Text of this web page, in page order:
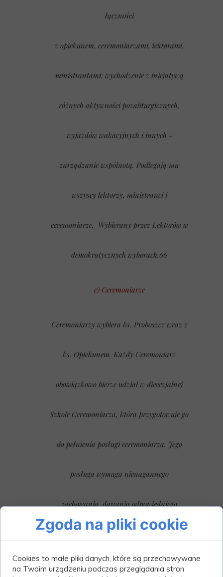
łączności
z opiekunem, ceremoniarzami, lektorami,
ministrantami; wychodzenie z inicjatywą
różnych aktywności pozaliturgicznych,
wyjazdów wakacyjnych i innych -
zarządzanie wspólnotą. Podlegają mu
wszyscy lektorzy, ministranci i
ceremoniarze. Wybierany przez Lektorów w
demokratycznych wyborach.66
c) Ceremoniarze
Ceremoniarzy wybiera ks. Proboszcz wraz z
ks. Opiekunem. Każdy Ceremoniarz
obowiązkowo bierze udział w diecezjalnej
Szkole Ceremoniarza, która przygotowuje go
do pełnienia posługi ceremoniarza. Jego
posługa wymaga nienagannego
zachowania, dawania odpowiedniego
przykładu młodszym ministrantom oraz
troski o osobisty rozwój duchowy.
Zgoda na pliki cookie
Cookies to małe pliki danych, które są przechowywane
na Twoim urządzeniu podczas przeglądania stron